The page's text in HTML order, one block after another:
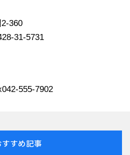
360
31-5731
すすめ記事